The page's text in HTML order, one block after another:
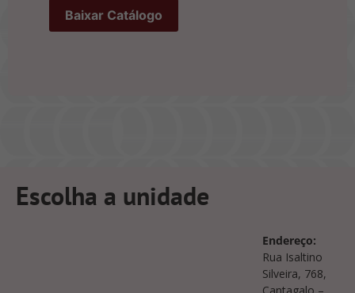
Escolha a unidade
Endereço:
Rua Isaltino
Silveira, 768,